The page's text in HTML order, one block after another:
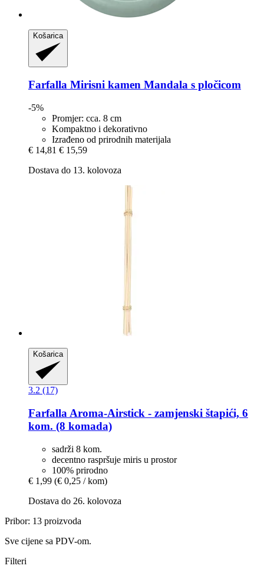
Košarica
Farfalla Mirisni kamen Mandala s pločicom
-5%
Promjer: cca. 8 cm
Kompaktno i dekorativno
Izrađeno od prirodnih materijala
€ 14,81 € 15,59
Dostava do 13. kolovoza
Košarica
3.2 (17)
Farfalla Aroma-​Airstick -​ zamjenski štapići, 6
kom. (8 komada)
sadrži 8 kom.
decentno raspršuje miris u prostor
100% prirodno
€ 1,99 (€ 0,25 / kom)
Dostava do 26. kolovoza
Pribor: 13 proizvoda
Sve cijene sa PDV-om.
Filteri